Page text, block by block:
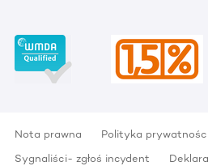
Nota prawna Polityka
Sygnaliści- zgłoś incydent